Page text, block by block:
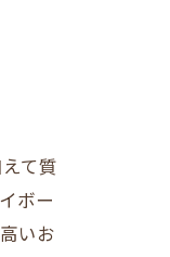
て質
ボー
いお